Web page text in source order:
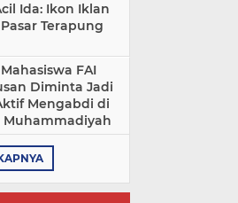
Ida: Ikon Iklan
Terapung
FAI
Diminta Jadi
Mengabdi di
Muhammadiyah